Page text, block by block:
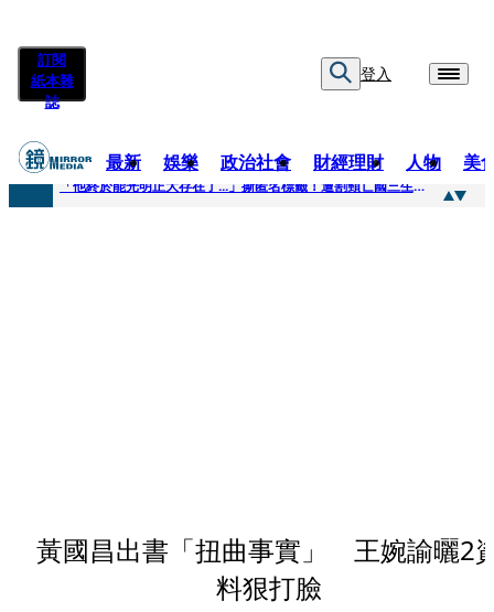
訂閱
紙本雜
誌
登入
最新 娛樂 政治社會 財經理財 人物 美
快訊
「他終於能光明正大存在了...」撕匿名標籤！遭割頸亡國三生「楊承勳」真名解禁 乾妹法庭抗辯引眾怒
黃國昌出書「扭曲事實」 王婉諭曬2
料狠打臉